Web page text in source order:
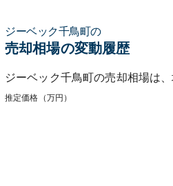
ジーベック千鳥町の
売却相場の変動履歴
ジーベック千鳥町の売却相場は
推定価格（万円）